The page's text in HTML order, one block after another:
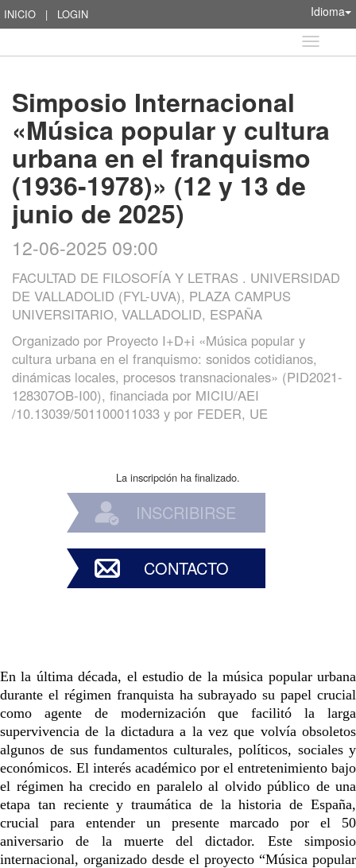
INICIO | LOGIN Idioma
Idioma
Simposio Internacional
«Música popular y cultura
urbana en el franquismo
(1936-1978)» (12 y 13 de
junio de 2025)
12-06-2025 09:00
FACULTAD DE FILOSOFÍA Y LETRAS . UNIVERSIDAD
DE VALLADOLID (FYL-UVA), PLAZA CAMPUS
UNIVERSITARIO, VALLADOLID, ESPAÑA
Organizado por Proyecto I+D+i «Música popular y
cultura urbana en el franquismo: sonidos cotidianos,
dinámicas locales, procesos transnacionales» (PID2021-
128307OB-I00), financiada por MICIU/AEI
/10.13039/501100011033 y por FEDER, UE
La inscripción ha finalizado.
INSCRIBIRSE
CONTACTO
En la última década, el estudio de la música popular urbana
durante el régimen franquista ha subrayado su papel crucial
como agente de modernización que facilitó la larga
supervivencia de la dictadura a la vez que volvía obsoletos
algunos de sus fundamentos culturales, políticos, sociales y
económicos. El interés académico por el entretenimiento bajo
el régimen ha crecido en paralelo al olvido público de una
etapa tan reciente y traumática de la historia de España,
crucial para entender un presente marcado por el 50
aniversario de la muerte del dictador. Este simposio
internacional, organizado desde el proyecto “Música popular